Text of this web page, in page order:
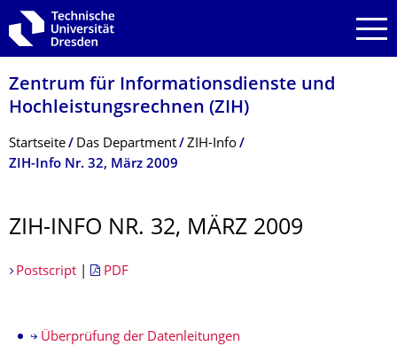
Zur Hauptnavigation springen
Zur Suche springen
Zum Inhalt springen
Zentrum für Informations­dienste und
Hochleistungs­rechnen (ZIH)
Breadcrumb-Menü
Startseite Das Department
ZIH-Info
ZIH-Info Nr. 32, März 2009
ZIH-INFO NR. 32, MÄRZ 2009
Postscript| PDF
Überprüfung der Datenleitungen